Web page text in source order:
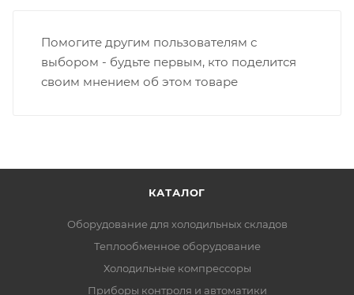
Помогите другим пользователям с
выбором - будьте первым, кто поделится
своим мнением об этом товаре
КАТАЛОГ
Оборудование для холодильных складов
Теплообменное оборудование
Холодильные компрессоры
Приборы контроля и автоматики